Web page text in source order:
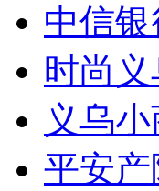
中信银
时尚义
义乌
平安产